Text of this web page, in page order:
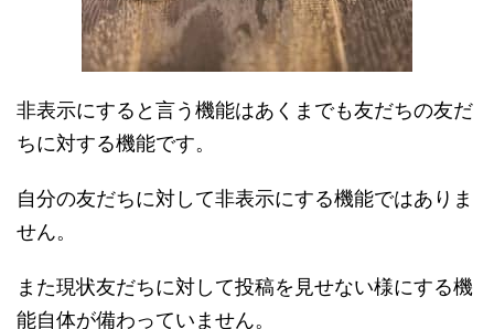
非表示にすると言う機能はあくまでも友だちの友だ
ちに対する機能です。
自分の友だちに対して非表示にする機能ではありま
せん。
また現状友だちに対して投稿を見せない様にする機
能自体が備わっていません。